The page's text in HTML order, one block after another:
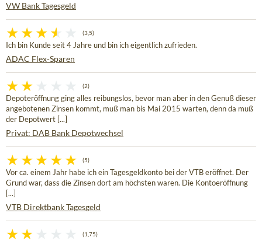
VW Bank Tagesgeld
(3,5)
Ich bin Kunde seit 4 Jahre und bin ich eigentlich zufrieden.
ADAC Flex-Sparen
(2)
Depoteröffnung ging alles reibungslos, bevor man aber in den Genuß dieser
angebotenen Zinsen kommt, muß man bis Mai 2015 warten, denn da muß
der Depotwert [...]
Privat: DAB Bank Depotwechsel
(5)
Vor ca. einem Jahr habe ich ein Tagesgeldkonto bei der VTB eröffnet. Der
Grund war, dass die Zinsen dort am höchsten waren. Die Kontoeröffnung
[...]
VTB Direktbank Tagesgeld
(1,75)